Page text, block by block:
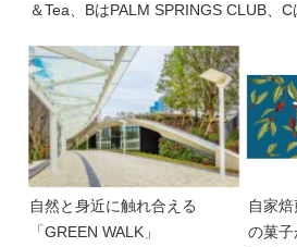
＆Tea、BはPALM SPRINGS CLUB、C
自然と身近に触れ合える
「GREEN WALK」
自家
の菓